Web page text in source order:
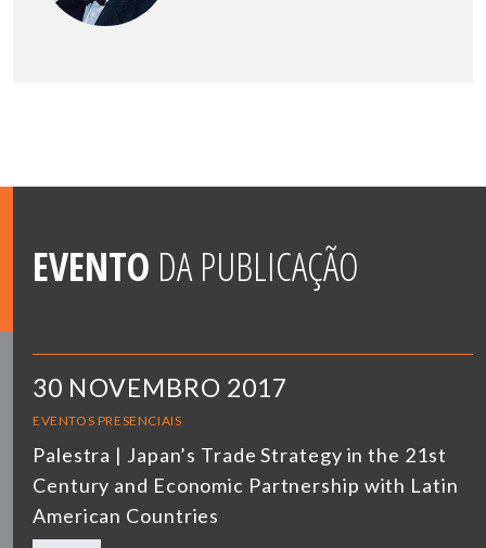
EVENTO DA PUBLICAÇÃO
30 NOVEMBRO 2017
EVENTOS PRESENCIAIS
Palestra | Japan’s Trade Strategy in the 21st
Century and Economic Partnership with Latin
American Countries